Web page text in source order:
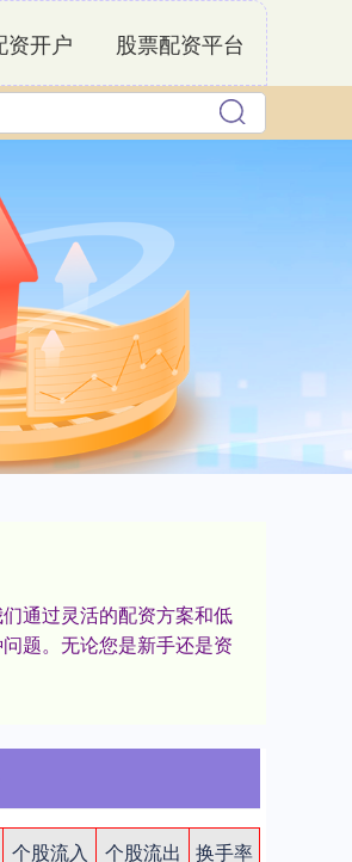
资开户 股票配资平台
通过灵活的配资方案和低
题。无论您是新手还是资
个股流入 个股流出
换手率